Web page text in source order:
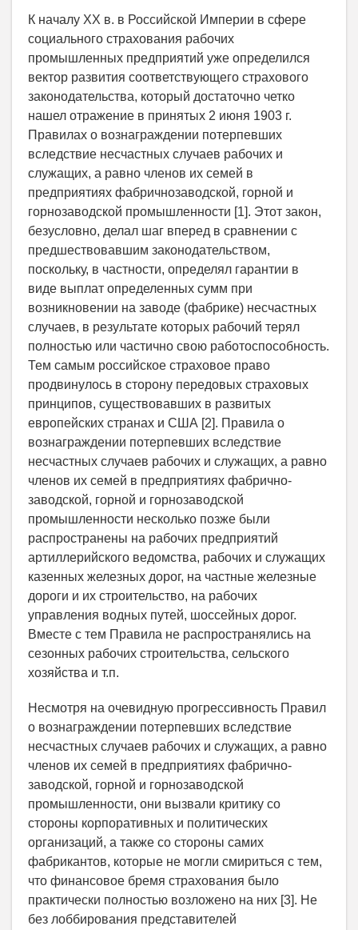
К началу ХХ в. в Российской Империи в сфере
социального страхования рабочих
промышленных предприятий уже определился
вектор развития соответствующего страхового
законодательства, который достаточно четко
нашел отражение в принятых 2 июня 1903 г.
Правилах о вознаграждении потерпевших
вследствие несчастных случаев рабочих и
служащих, а равно членов их семей в
предприятиях фабрично­заводской, горной и
горнозаводской промышленности [1]. Этот закон,
безусловно, делал шаг вперед в сравнении с
предшествовавшим законодательством,
поскольку, в частности, определял гарантии в
виде выплат определенных сумм при
возникновении на заводе (фабрике) несчастных
случаев, в результате которых рабочий терял
полностью или частично свою работоспособность.
Тем самым российское страховое право
продвинулось в сторону передовых страховых
принципов, существовавших в развитых
европейских странах и США [2]. Правила о
вознаграждении потерпевших вследствие
несчастных случаев рабочих и служащих, а равно
членов их семей в предприятиях фабрично­
заводской, горной и горнозаводской
промышленности несколько позже были
распространены на рабочих предприятий
артиллерийского ведомства, рабочих и служащих
казенных железных дорог, на частные железные
дороги и их строительство, на рабочих
управления водных путей, шоссейных дорог.
Вместе с тем Правила не распространялись на
сезонных рабочих строительства, сельского
хозяйства и т.п.
Несмотря на очевидную прогрессивность Правил
о вознаграждении потерпевших вследствие
несчастных случаев рабочих и служащих, а равно
членов их семей в предприятиях фабрично­
заводской, горной и горнозаводской
промышленности, они вызвали критику со
стороны корпоративных и политических
организаций, а также со стороны самих
фабрикантов, которые не могли смириться с тем,
что финансовое бремя страхования было
практически полностью возложено на них [3]. Не
без лоббирования представителей